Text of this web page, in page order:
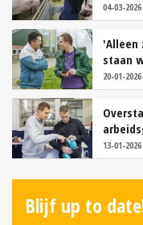
04-03-2026
'Alleen
staan
20-01-2026
13-01-2026
Blijf up to